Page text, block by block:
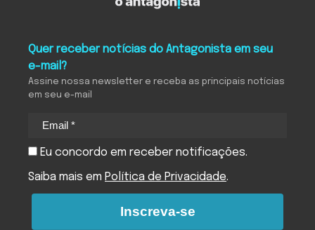
Quer receber notícias do Antagonista em seu
e-mail?
Assine nossa newsletter e receba as principais notícias
em seu e-mail
Eu concordo em receber notificações.
Saiba mais em Política de Privacidade.
Inscreva-se